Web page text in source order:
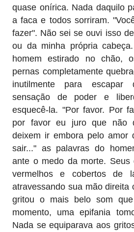
quase onírica. Nada daquilo
a faca e todos sorriram.
fazer". Não sei se ouvi isso
ou da minha própria
homem estirado no chão,
pernas completamente
inutilmente para escapar
sensação de poder e
esquecê-la. "Por favor. Por
por favor eu juro que não
deixem ir embora pelo amor
sair..." as palavras do
ante o medo da morte. Seus
vermelhos e cobertos de
atravessando sua mão direita
gritou o mais belo som
momento, uma epifania
Nada se equiparava aos